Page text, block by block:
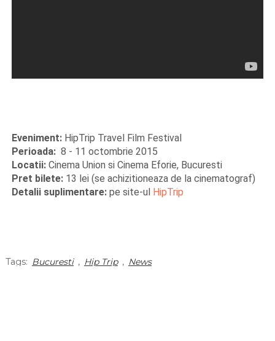
Eveniment:HipTrip Travel Film Festival
Perioada:8 - 11 octombrie 2015
Locatii: Cinema Union si Cinema Eforie, Bucuresti
Pret bilete: 13 lei (se achizitioneaza de la cinematograf)
Detalii suplimentare:pe site-ul HipTrip
Tags: Bucuresti , Hip Trip , News